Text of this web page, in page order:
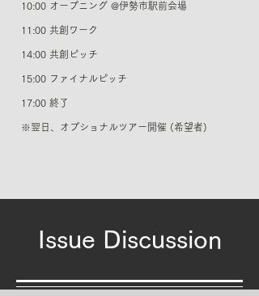
10:00 オープニング @伊勢市駅前会場
11:00 共創ワーク​
14:00 共創ピッチ
15:00 ファイナルピッチ
17:00 終了
※翌日、オプショナルツアー開催 (希望者)
Issue Discussion